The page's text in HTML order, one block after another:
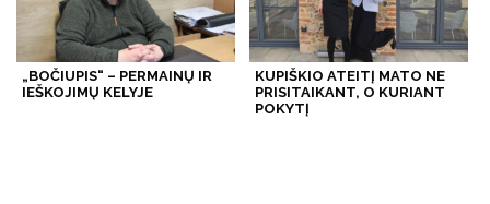
„BOČIUPIS“ – PERMAINŲ IR
IEŠKOJIMŲ KELYJE
KUPIŠKIO ATEITĮ MATO NE
PRISITAIKANT, O KURIANT
POKYTĮ